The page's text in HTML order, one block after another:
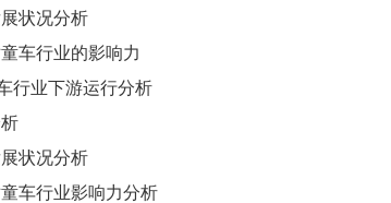
状况分析
车行业的影响力
行业下游运行分析
状况分析
车行业影响力分析